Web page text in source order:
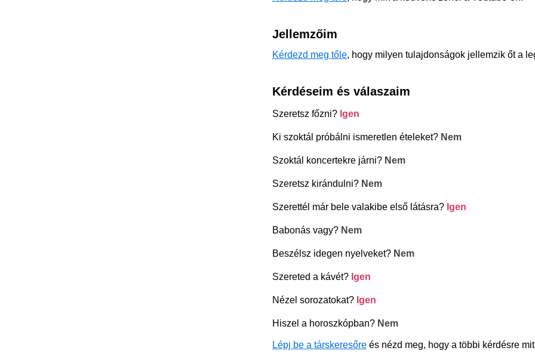
Jellemzőim
Kérdezd meg tőle, hogy milyen tulajdonságok jellemzik őt a
Kérdéseim és válaszaim
Szeretsz főzni? Igen
Ki szoktál próbálni ismeretlen ételeket? Nem
Szoktál koncertekre járni? Nem
Szeretsz kirándulni? Nem
Szerettél már bele valakibe első látásra? Igen
Babonás vagy? Nem
Beszélsz idegen nyelveket? Nem
Szereted a kávét? Igen
Nézel sorozatokat? Igen
Hiszel a horoszkópban? Nem
Lépj be a társkeresőre és nézd meg, hogy a többi kérdésre